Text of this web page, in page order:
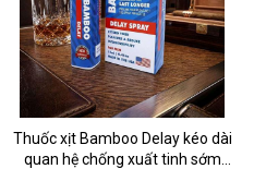
Thuốc xịt Bamboo Delay kéo dài
quan hệ chống xuất tinh sớm